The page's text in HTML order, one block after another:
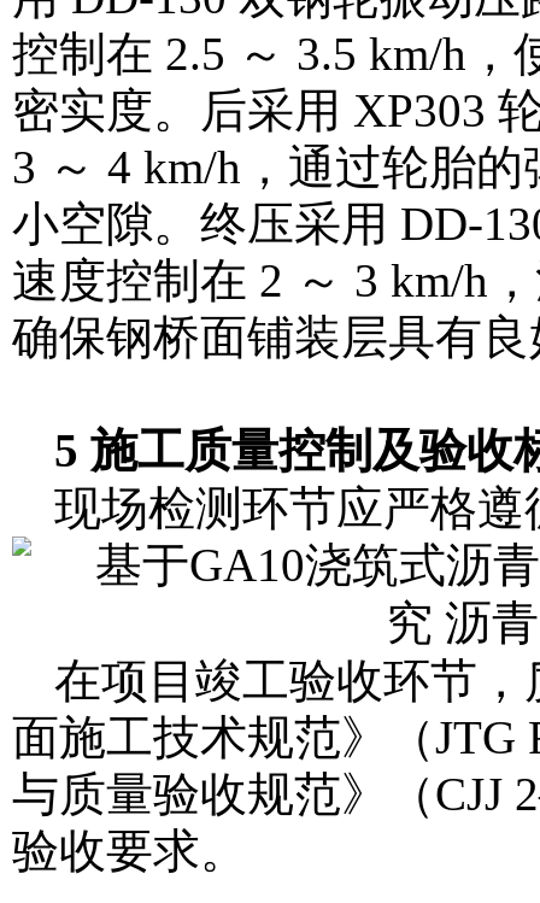
控制在 2.5 ～ 3.5 km/h
密实度。后采用 XP303
3 ～ 4 km/h，通过轮胎
小空隙。终压采用 DD-
速度控制在 2 ～ 3 km/h
确保钢桥面铺装层具有
5 施工质量控制及验收
现场检测环节应严格
在项目竣工验收环节
面施工技术规范》（
与质量验收规范》（CJJ
验收要求。